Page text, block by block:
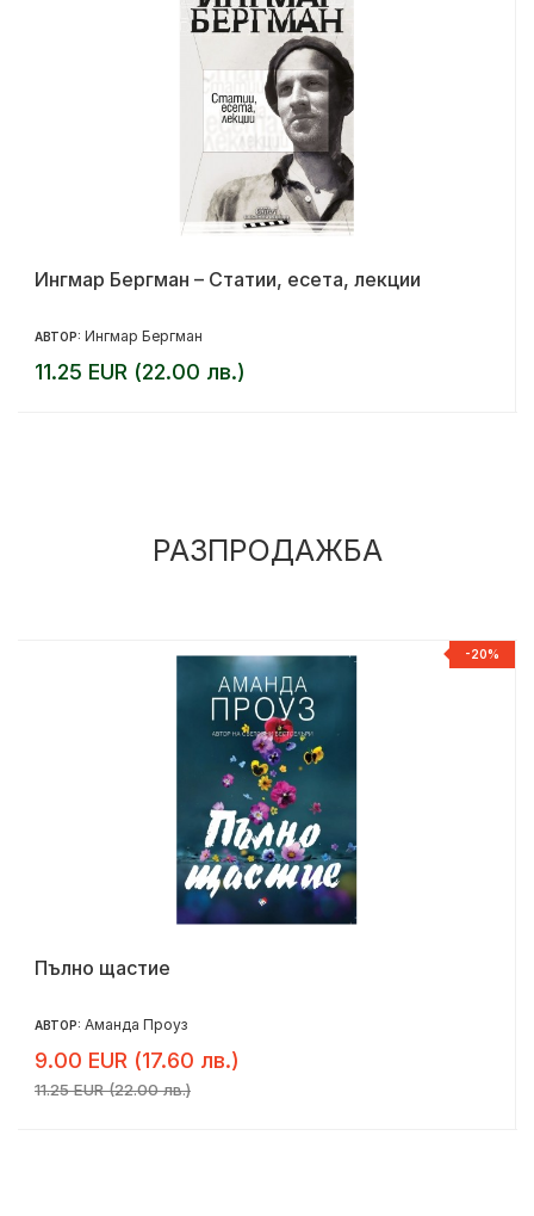
Ингмар Бергман – Статии, есета, лекции
АВТОР: Ингмар Бергман
11.25 EUR (22.00 лв.)
РАЗПРОДАЖБА
-20%
Пълно щастие
АВТОР: Аманда Проуз
9.00 EUR (17.60 лв.)
11.25 EUR (22.00 лв.)